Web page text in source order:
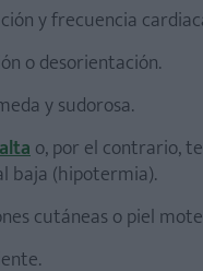
y frecuencia
o desorientación.
y sudorosa.
o, por el contrario,
baja (hipotermia).
cutáneas o piel